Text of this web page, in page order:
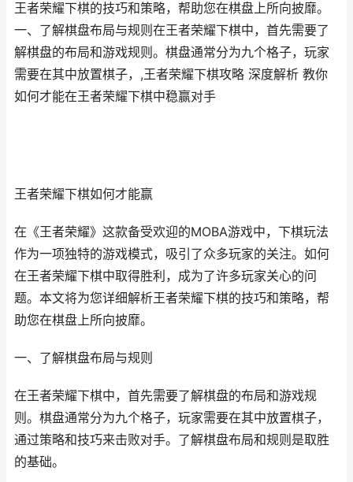
王者荣耀下棋的技巧和策略，帮助您在棋盘上所向披靡。
一、了解棋盘布局与规则在王者荣耀下棋中，首先需要了
解棋盘的布局和游戏规则。棋盘通常分为九个格子，玩家
需要在其中放置棋子，,王者荣耀下棋攻略 深度解析 教你
如何才能在王者荣耀下棋中稳赢对手
王者荣耀下棋如何才能赢
在《王者荣耀》这款备受欢迎的MOBA游戏中，下棋玩法
作为一项独特的游戏模式，吸引了众多玩家的关注。如何
在王者荣耀下棋中取得胜利，成为了许多玩家关心的问
题。本文将为您详细解析王者荣耀下棋的技巧和策略，帮
助您在棋盘上所向披靡。
一、了解棋盘布局与规则
在王者荣耀下棋中，首先需要了解棋盘的布局和游戏规
则。棋盘通常分为九个格子，玩家需要在其中放置棋子，
通过策略和技巧来击败对手。了解棋盘布局和规则是取胜
的基础。